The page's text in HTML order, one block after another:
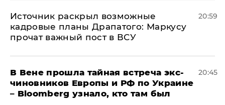
​Источник раскрыл возможные
кадровые планы Драпатого: Маркусу
прочат важный пост в ВСУ
20:59
В Вене прошла тайная встреча экс-
чиновников Европы и РФ по Украине
– Bloomberg узнало, кто там был
20:45